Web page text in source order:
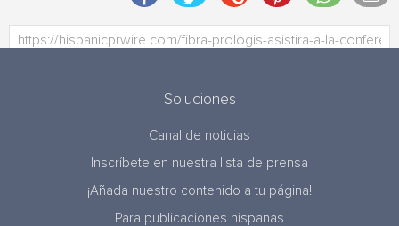
Soluciones
Canal de noticias
Inscríbete en nuestra lista de prensa
¡Añada nuestro contenido a tu página!
Para publicaciones hispanas